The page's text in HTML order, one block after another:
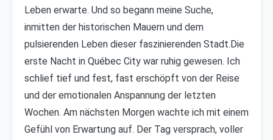
Leben erwarte. Und so begann meine Suche,
inmitten der historischen Mauern und dem
pulsierenden Leben dieser faszinierenden Stadt.Die
erste Nacht in Québec City war ruhig gewesen. Ich
schlief tief und fest, fast erschöpft von der Reise
und der emotionalen Anspannung der letzten
Wochen. Am nächsten Morgen wachte ich mit einem
Gefühl von Erwartung auf. Der Tag versprach, voller